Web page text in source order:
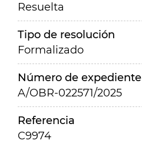
Resuelta
Tipo de resolución
Formalizado
Número de expediente
A/OBR-022571/2025
Referencia
C9974